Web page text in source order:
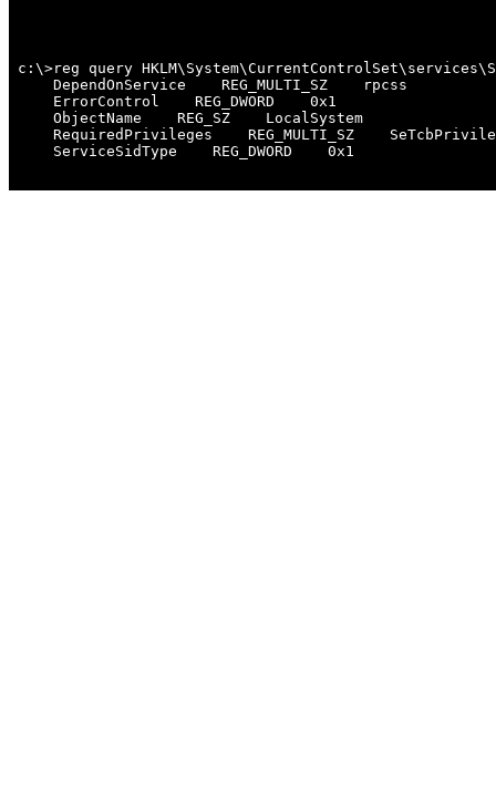
c:\>reg query
    DependOnService    REG_MULTI_SZ    rpcss
    ErrorControl    REG_DWORD    0x1
    ObjectName    REG_SZ    LocalSystem
RequiredPrivileges    REG_MULTI_SZ
    ServiceSidType    REG_DWORD    0x1